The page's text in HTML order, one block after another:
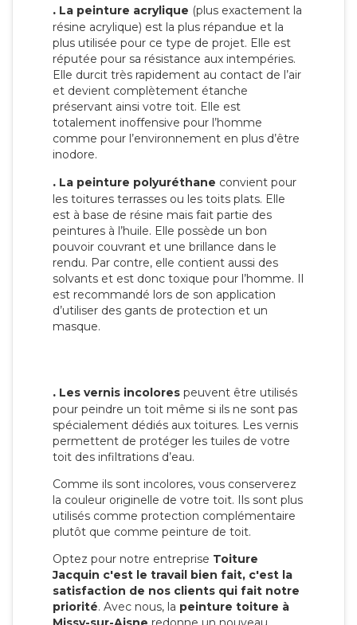
. La peinture acrylique (plus exactement la
résine acrylique) est la plus répandue et la
plus utilisée pour ce type de projet. Elle est
réputée pour sa résistance aux intempéries.
Elle durcit très rapidement au contact de l’air
et devient complètement étanche
préservant ainsi votre toit. Elle est
totalement inoffensive pour l’homme
comme pour l’environnement en plus d’être
inodore.
. La peinture polyuréthane convient pour
les toitures terrasses ou les toits plats. Elle
est à base de résine mais fait partie des
peintures à l’huile. Elle possède un bon
pouvoir couvrant et une brillance dans le
rendu. Par contre, elle contient aussi des
solvants et est donc toxique pour l’homme. Il
est recommandé lors de son application
d’utiliser des gants de protection et un
masque.
. Les vernis incolores peuvent être utilisés
pour peindre un toit même si ils ne sont pas
spécialement dédiés aux toitures. Les vernis
permettent de protéger les tuiles de votre
toit des infiltrations d’eau.
Comme ils sont incolores, vous conserverez
la couleur originelle de votre toit. Ils sont plus
utilisés comme protection complémentaire
plutôt que comme peinture de toit.
Optez pour notre entreprise Toiture
Jacquin c'est le travail bien fait, c'est la
satisfaction de nos clients qui fait notre
priorité. Avec nous, la peinture toiture à